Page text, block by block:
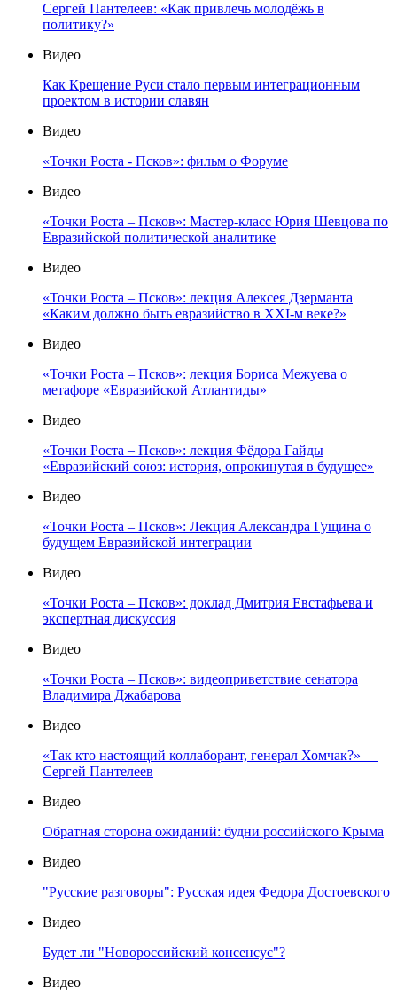
Сергей Пантелеев: «Как привлечь молодёжь в
политику?»
Видео
Как Крещение Руси стало первым интеграционным
проектом в истории славян
Видео
«Точки Роста - Псков»: фильм о Форуме
Видео
«Точки Роста – Псков»: Мастер-класс Юрия Шевцова по
Евразийской политической аналитике
Видео
«Точки Роста – Псков»: лекция Алексея Дзерманта
«Каким должно быть евразийство в XXI-м веке?»
Видео
«Точки Роста – Псков»: лекция Бориса Межуева о
метафоре «Евразийской Атлантиды»
Видео
«Точки Роста – Псков»: лекция Фёдора Гайды
«Евразийский союз: история, опрокинутая в будущее»
Видео
«Точки Роста – Псков»: Лекция Александра Гущина о
будущем Евразийской интеграции
Видео
«Точки Роста – Псков»: доклад Дмитрия Евстафьева и
экспертная дискуссия
Видео
«Точки Роста – Псков»: видеоприветствие сенатора
Владимира Джабарова
Видео
«Так кто настоящий коллаборант, генерал Хомчак?» —
Сергей Пантелеев
Видео
Обратная сторона ожиданий: будни российского Крыма
Видео
"Русские разговоры": Русская идея Федора Достоевского
Видео
Будет ли "Новороссийский консенсус"?
Видео